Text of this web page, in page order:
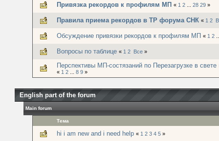
Привязка рекордов к профилям МП « 1 2 28 29 »
Правила приема рекордов в ТР форума СНК « 1 2
Обсуждение привязки рекордов к профилям МП « 1 2
Вопросы по таблице « 1 2 Все »
Перспективы МП-состязаний по Перезагрузке в свете
« 1 2 8 9 »
English part of the forum
Main forum
Тема
hi i am new and i need help « 1 2 3 4 5 »